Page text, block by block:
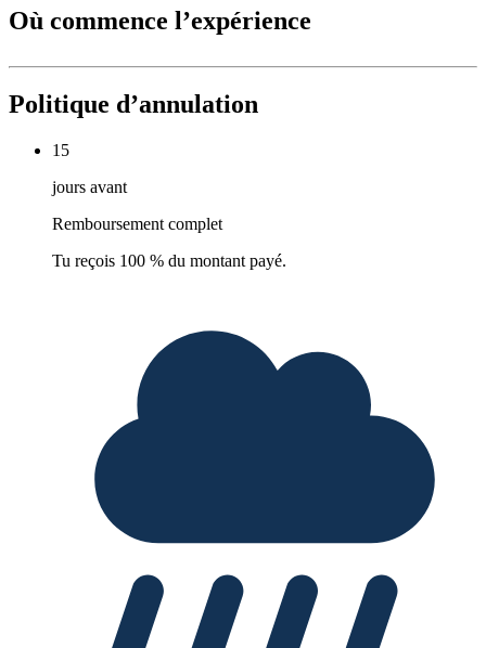
Où commence l’expérience
Politique d’annulation
15
jours avant
Remboursement complet
Tu reçois 100 % du montant payé.